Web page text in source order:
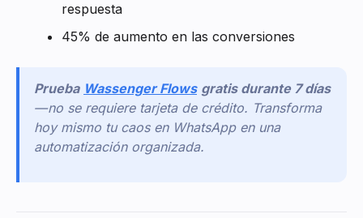
respuesta
45% de aumento en las conversiones
Prueba Wassenger Flows gratis durante 7 días
— no se requiere tarjeta de crédito. Transforma
hoy mismo tu caos en WhatsApp en una
automatización organizada.